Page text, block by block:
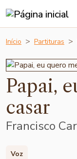
Início Partituras
Papai,
casar
Francisco
Voz